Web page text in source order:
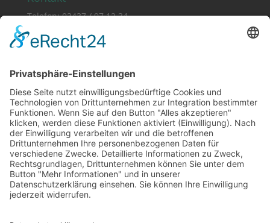
Telefon: 03437 / 97 12 34
E-Mail: hallo@bistrozwo.de
Essen auswählen:Formular nutzen